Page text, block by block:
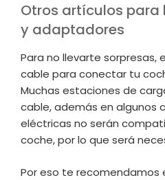
Otros artículos para
y adaptadores
Para no llevarte sorpresas,
cable para conectar tu
Muchas estaciones de
cable, además en algunos
eléctricas no serán
coche, por lo que será
Por eso te recomendamos